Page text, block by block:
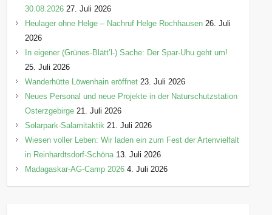
30.08.2026 27. Juli 2026
Heulager ohne Helge – Nachruf Helge Rochhausen 26. Juli
2026
In eigener (Grünes-Blätt’l-) Sache: Der Spar-Uhu geht um!
25. Juli 2026
Wanderhütte Löwenhain eröffnet 23. Juli 2026
Neues Personal und neue Projekte in der Naturschutzstation
Osterzgebirge 21. Juli 2026
Solarpark-Salamitaktik 21. Juli 2026
Wiesen voller Leben: Wir laden ein zum Fest der Artenvielfalt
in Reinhardtsdorf-Schöna 13. Juli 2026
Madagaskar-AG-Camp 2026 4. Juli 2026